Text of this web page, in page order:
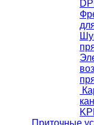
Приточные